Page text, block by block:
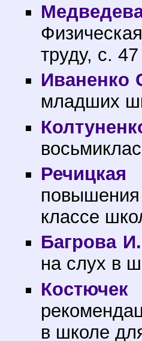
труду, с. 47
Иваненко
младших
Речицкая
классе
Багрова
на слух в
в школе